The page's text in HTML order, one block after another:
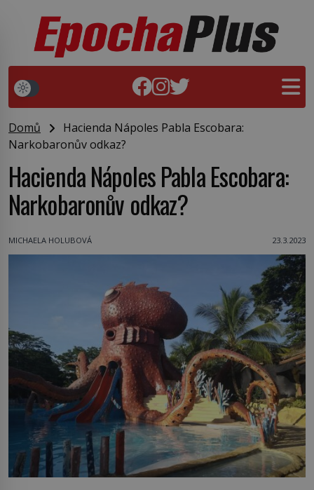
Domů
Hacienda Nápoles Pabla Escobara:
Narkobaronův odkaz?
Hacienda Nápoles Pabla Escobara:
Narkobaronův odkaz?
MICHAELA HOLUBOVÁ 23.3.2023